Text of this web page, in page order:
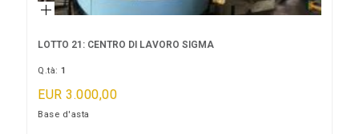
LOTTO 21: CENTRO DI LAVORO SIGMA
Q.tà:1
EUR 3.000,00
Base d'asta